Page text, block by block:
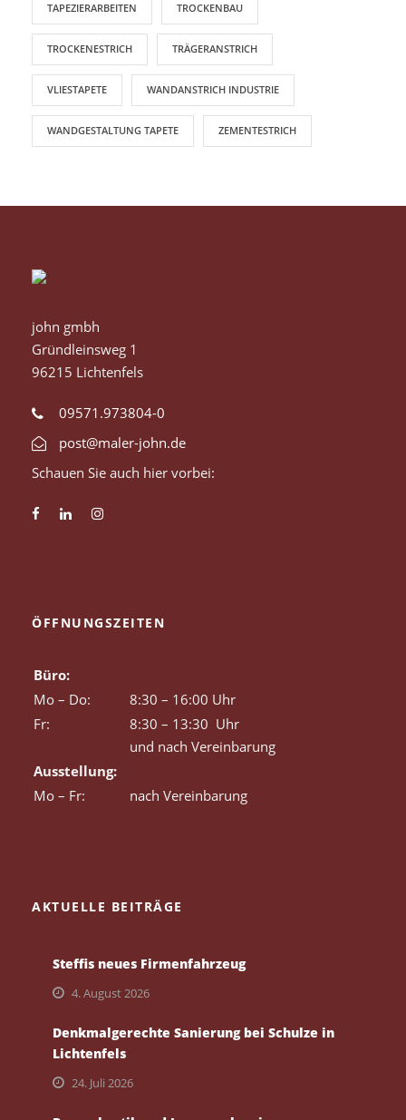
TAPEZIERARBEITEN TROCKENBAU
TROCKENESTRICH TRÄGERANSTRICH
VLIESTAPETE WANDANSTRICH INDUSTRIE
WANDGESTALTUNG TAPETE ZEMENTESTRICH
john gmbh
Gründleinsweg 1
96215 Lichtenfels
09571.973804-0
post@maler-john.de
Schauen Sie auch hier vorbei:
ÖFFNUNGSZEITEN
Büro:
Mo – Do:
8:30 – 16:00 Uhr
Fr:
8:30 – 13:30 Uhr
und nach Vereinbarung
Ausstellung:
Mo – Fr:
nach Vereinbarung
AKTUELLE BEITRÄGE
Steffis neues Firmenfahrzeug
4. August 2026
Denkmalgerechte Sanierung bei Schulze in
Lichtenfels
24. Juli 2026